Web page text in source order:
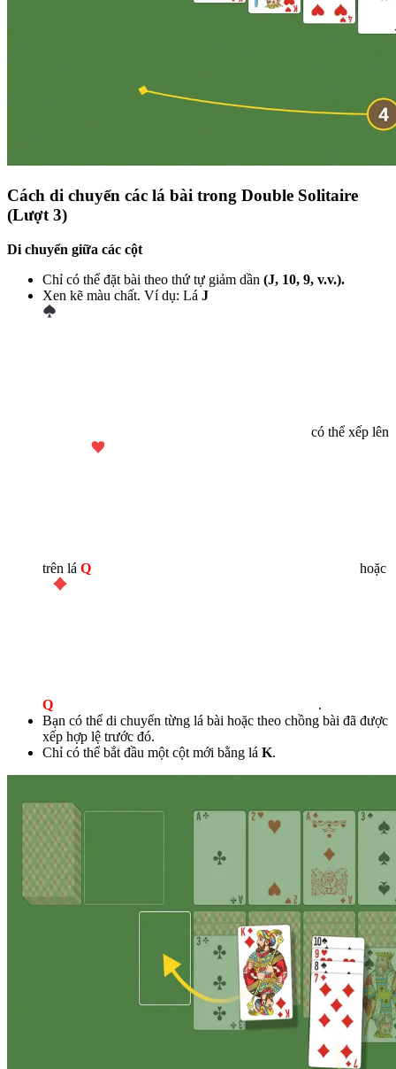
Cách di chuyển các lá bài trong Double Solitaire
(Lượt 3)
Di chuyển giữa các cột
Chỉ có thể đặt bài theo thứ tự giảm dần (J, 10, 9, v.v.).
Xen kẽ màu chất. Ví dụ: Lá J
có thể xếp lên
trên lá Q hoặc
Q
.
Bạn có thể di chuyển từng lá bài hoặc theo chồng bài đã được
xếp hợp lệ trước đó.
Chỉ có thể bắt đầu một cột mới bằng lá K.